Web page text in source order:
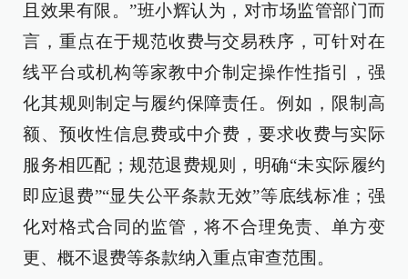
且效果有限。”班小辉认为，对市场监管部门而
言，重点在于规范收费与交易秩序，可针对在
线平台或机构等家教中介制定操作性指引，强
化其规则制定与履约保障责任。例如，限制高
额、预收性信息费或中介费，要求收费与实际
服务相匹配；规范退费规则，明确“未实际履约
即应退费”“显失公平条款无效”等底线标准；强
化对格式合同的监管，将不合理免责、单方变
更、概不退费等条款纳入重点审查范围。